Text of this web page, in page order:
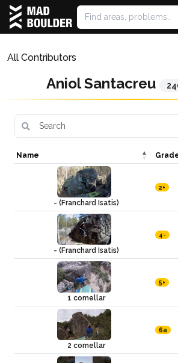
All Contributors
Aniol Santacreu
Name
- (Franchard Isatis)
2+
- (Franchard Isatis)
4-
1 comellar
5+
2 comellar
6a